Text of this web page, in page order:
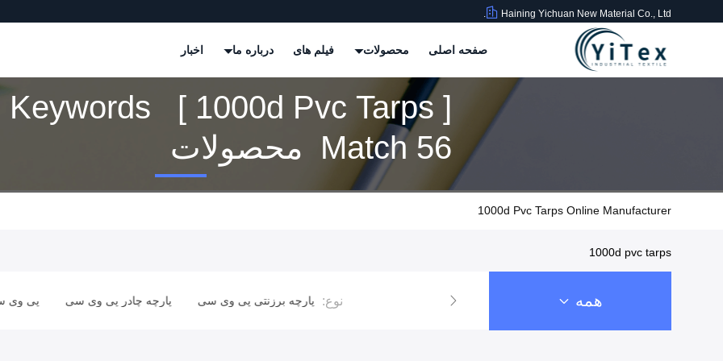
Haining Yichuan New Material Co., Ltd.
صفحه اصلی محصولات فیلم های درباره ما اخبار
Keywords [ 1000d Pvc Tarps ]
Match 56 محصولات
1000d Pvc Tarps Online Manufacturer
1000d pvc tarps
همه نوع: پارچه روکش پی وی سی پارچه برزنتی پی وی سی پارچه چادر پی وی سی پی وی سی وینیل نوار های حصار